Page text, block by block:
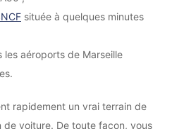
située à quelques minutes
les aéroports de Marseille
rapidement un vrai terrain de
voiture. De toute façon, vous